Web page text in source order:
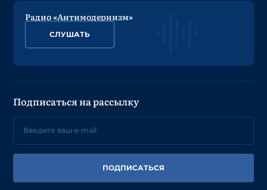
Радио «Антимодернизм»
СЛУШАТЬ
Подписаться на рассылку
ПОДПИСАТЬСЯ